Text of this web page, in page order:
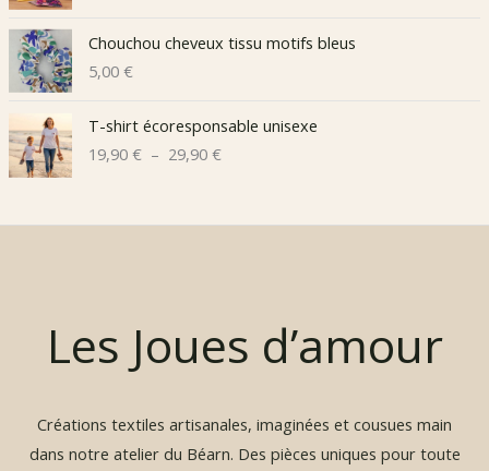
Chouchou cheveux tissu motifs bleus
5,00 €
T-shirt écoresponsable unisexe
19,90 € – 29,90 €P
g
r
i
:
1
Les Joues d’amour
Créations textiles artisanales, imaginées et cousues main
dans notre atelier du Béarn. Des pièces uniques pour toute